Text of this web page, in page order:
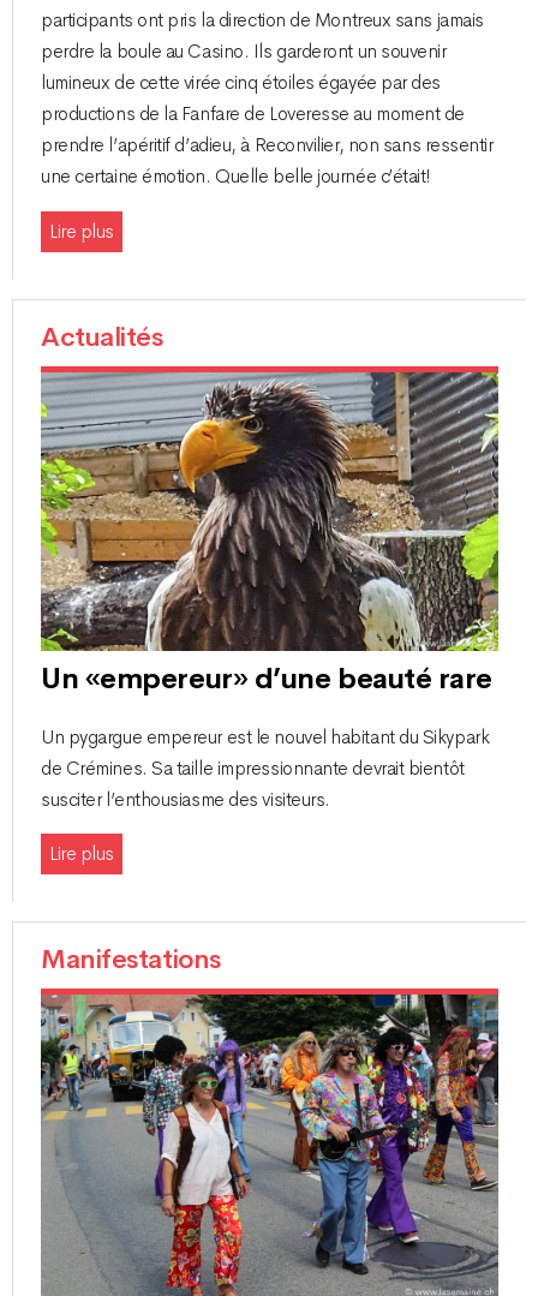
participants ont pris la direction de Montreux sans jamais
perdre la boule au Casino. Ils garderont un souvenir
lumineux de cette virée cinq étoiles égayée par des
productions de la Fanfare de Loveresse au moment de
prendre l’apéritif d’adieu, à Reconvilier, non sans ressentir
une certaine émotion. Quelle belle journée c’était!
Lire plus
Actualités
Un «empereur» d’une beauté rare
Un pygargue empereur est le nouvel habitant du Sikypark
de Crémines. Sa taille impressionnante devrait bientôt
susciter l’enthousiasme des visiteurs.
Lire plus
Manifestations